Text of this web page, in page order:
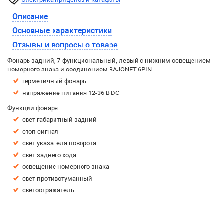
Описание
Основные характеристики
Отзывы и вопросы о товаре
Фонарь задний, 7-функциональный, левый с нижним освещением
номерного знака и соединением BAJONET 6PIN.
герметичный фонарь
напряжение питания 12-36 В DC
Функции фонаря:
свет габаритный задний
стоп сигнал
свет указателя поворота
свет заднего хода
освещение номерного знака
свет противотуманный
светоотражатель